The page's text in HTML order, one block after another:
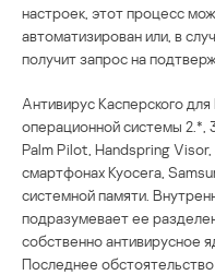
настроек, этот процесс
автоматизирован или, в
получит запрос на
Антивирус Касперского
операционной системы 2.*,
Palm Pilot, Handspring
смартфонах Kyocera,
системной памяти.
подразумевает ее
собственно антивирусное
Последнее